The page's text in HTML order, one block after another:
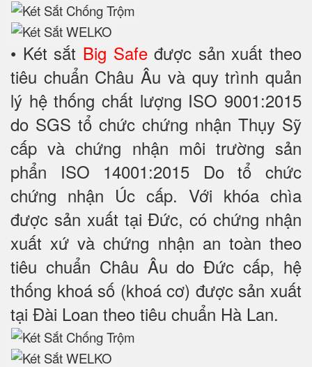
• Két sắt Big Safeđược sản xuất theo
tiêu chuẩn Châu Âu và quy trình quản
lý hệ thống chất lượng ISO 9001:2015
do SGS tổ chức chứng nhận Thụy Sỹ
cấp và chứng nhận môi trường sản
phẩn ISO 14001:2015 Do tổ chức
chứng nhận Úc cấp. Với khóa chìa
được sản xuất tại Đức, có chứng nhận
xuất xứ và chứng nhận an toàn theo
tiêu chuẩn Châu Âu do Đức cấp, hệ
thống khoá số (khoá cơ) được sản xuất
tại Đài Loan theo tiêu chuẩn Hà Lan.